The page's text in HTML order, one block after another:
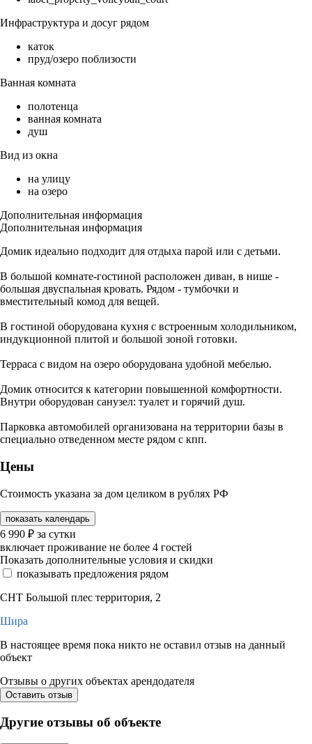
Инфраструктура и досуг рядом
каток
пруд/озеро поблизости
Ванная комната
полотенца
ванная комната
душ
Вид из окна
на улицу
на озеро
Дополнительная информация
Дополнительная информация
Домик идеально подходит для отдыха парой или с детьми.
В большой комнате-гостиной расположен диван, в нише -
большая двуспальная кровать. Рядом - тумбочки и
вместительный комод для вещей.
В гостиной оборудована кухня с встроенным холодильником,
индукционной плитой и большой зоной готовки.
Терраса с видом на озеро оборудована удобной мебелью.
Домик относится к категории повышенной комфортности.
Внутри оборудован санузел: туалет и горячий душ.
Парковка автомобилей организована на территории базы в
специально отведенном месте рядом с кпп.
Цены
Стоимость указана за дом целиком в рублях РФ
показать календарь
6 990 ₽ за сутки
включает проживание не более 4 гостей
Показать дополнительные условия и скидки
показывать предложения рядом
СНТ Большой плес территория, 2
Шира
В настоящее время пока никто не оставил отзыв на данный
объект
Отзывы о других объектах арендодателя
Оставить отзыв
Другие отзывы об объекте